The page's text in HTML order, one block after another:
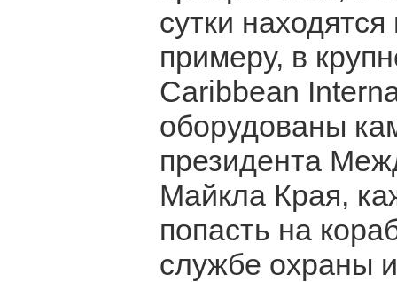
сутки
примеру, в
Caribbean
оборудованы
президента
Майкла Края,
попасть на
службе охраны